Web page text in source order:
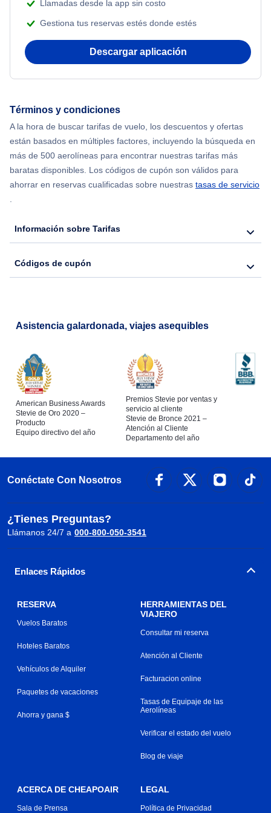
Flights from Shanghai to Nueva York
Flights from Delhi to Nueva York
Flights from Nueva York to Seúl
Flights from Nueva York to Barcelona
Llamadas desde la app sin costo
Gestiona tus reservas estés donde estés
Descargar aplicación
Términos y condiciones
A la hora de buscar tarifas de vuelo, los descuentos y ofertas
están basados en múltiples factores, incluyendo la búsqueda en
más de 500 aerolíneas para encontrar nuestras tarifas más
baratas disponibles. Los códigos de cupón son válidos para
ahorrar en reservas cualificadas sobre nuestras tasas de servicio
.
Información sobre Tarifas
Códigos de cupón
Asistencia galardonada, viajes asequibles
American Business Awards
Stevie de Oro 2020 –
Producto
Equipo directivo del año
Premios Stevie por ventas y
servicio al cliente
Stevie de Bronce 2021 –
Atención al Cliente
Departamento del año
Conéctate Con Nosotros
¿Tienes Preguntas?
Llámanos 24/7 a 000-800-050-3541
Enlaces Rápidos
RESERVA
Vuelos Baratos
Hoteles Baratos
Vehículos de Alquiler
Paquetes de vacaciones
Ahorra y gana $
HERRAMIENTAS DEL
VIAJERO
Consultar mi reserva
Atención al Cliente
Facturacion online
Tasas de Equipaje de las
Aerolíneas
Verificar el estado del vuelo
Blog de viaje
ACERCA DE CHEAPOAIR
Sala de Prensa
LEGAL
Política de Privacidad